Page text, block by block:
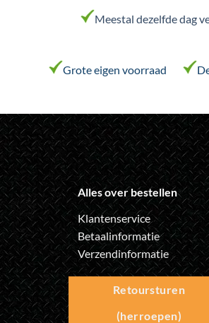
gekozen
de
productpagina
Meestal dezelfde dag
Grote eigen voorraad
Alles over bestellen
Klantenservice
Betaalinformatie
Verzendinformatie
Retoursturen
(herroepen)